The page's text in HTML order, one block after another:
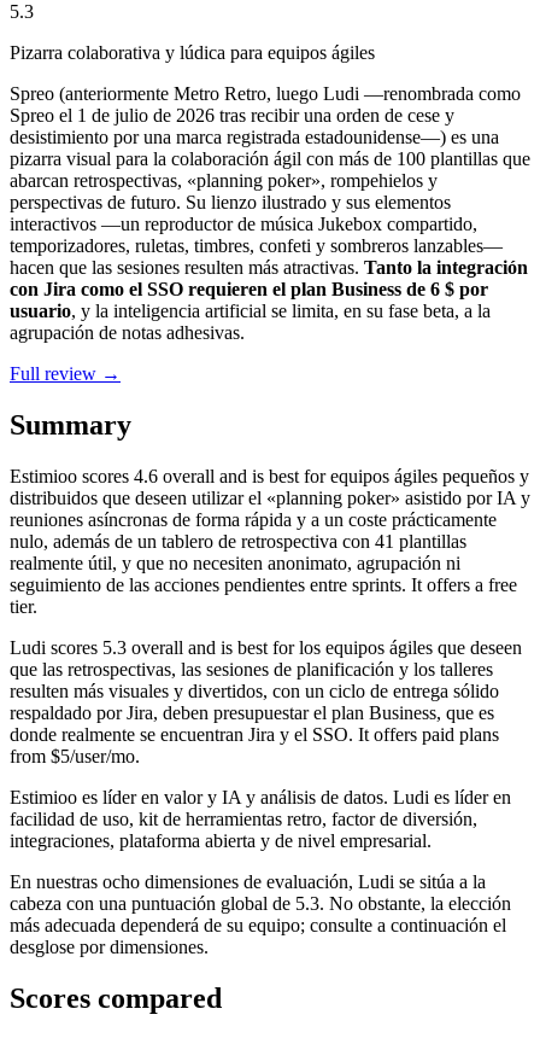
5.3
Pizarra colaborativa y lúdica para equipos ágiles
Spreo (anteriormente Metro Retro, luego Ludi —renombrada como
Spreo el 1 de julio de 2026 tras recibir una orden de cese y
desistimiento por una marca registrada estadounidense—) es una
pizarra visual para la colaboración ágil con más de 100 plantillas que
abarcan retrospectivas, «planning poker», rompehielos y
perspectivas de futuro. Su lienzo ilustrado y sus elementos
interactivos —un reproductor de música Jukebox compartido,
temporizadores, ruletas, timbres, confeti y sombreros lanzables—
hacen que las sesiones resulten más atractivas. Tanto la integración
con Jira como el SSO requieren el plan Business de 6 $ por
usuario, y la inteligencia artificial se limita, en su fase beta, a la
agrupación de notas adhesivas.
Full review →
Summary
Estimioo scores 4.6 overall and is best for equipos ágiles pequeños y
distribuidos que deseen utilizar el «planning poker» asistido por IA y
reuniones asíncronas de forma rápida y a un coste prácticamente
nulo, además de un tablero de retrospectiva con 41 plantillas
realmente útil, y que no necesiten anonimato, agrupación ni
seguimiento de las acciones pendientes entre sprints. It offers a free
tier.
Ludi scores 5.3 overall and is best for los equipos ágiles que deseen
que las retrospectivas, las sesiones de planificación y los talleres
resulten más visuales y divertidos, con un ciclo de entrega sólido
respaldado por Jira, deben presupuestar el plan Business, que es
donde realmente se encuentran Jira y el SSO. It offers paid plans
from $5/user/mo.
Estimioo es líder en valor y IA y análisis de datos. Ludi es líder en
facilidad de uso, kit de herramientas retro, factor de diversión,
integraciones, plataforma abierta y de nivel empresarial.
En nuestras ocho dimensiones de evaluación, Ludi se sitúa a la
cabeza con una puntuación global de 5.3. No obstante, la elección
más adecuada dependerá de su equipo; consulte a continuación el
desglose por dimensiones.
Scores compared